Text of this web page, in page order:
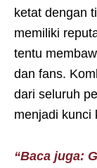
ketat dengan
memiliki
tentu
dan fans.
dari seluruh
menjadi kunci
“Baca juga: